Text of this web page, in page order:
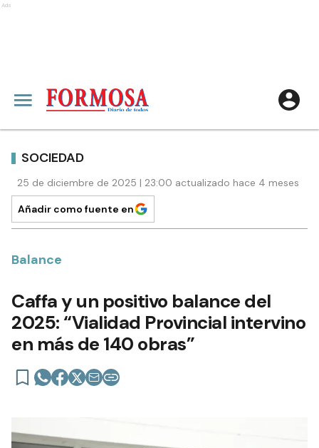
Ads
SOCIEDAD
25 de diciembre de 2025 | 23:00 actualizado hace 4 meses
Añadir como fuente en
Balance
Caffa y un positivo balance del
2025: “Vialidad Provincial intervino
en más de 140 obras”